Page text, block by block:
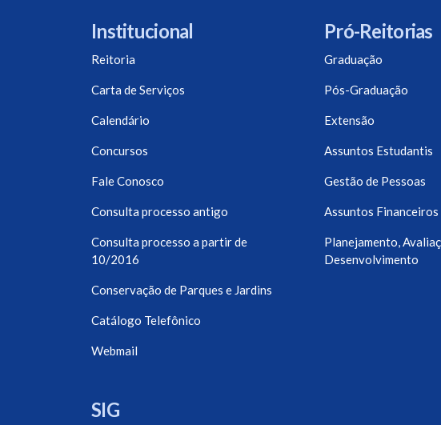
Institucional
Reitoria
Carta de Serviços
Calendário
Concursos
Fale Conosco
Consulta processo antigo
Consulta processo a partir de
10/2016
Conservação de Parques e Jardins
Catálogo Telefônico
Webmail
SIG
Pró-Reitorias
Graduação
Pós-Graduação
Extensão
Assuntos Estudantis
Gestão de Pessoas
Assuntos Financeiros
Planejamento,
Desenvolvimento